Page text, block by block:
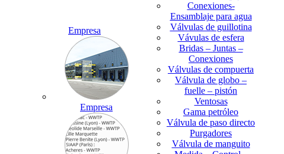
Empresa
Empresa
Conexiones-
Ensamblaje para agua
Válvulas de guillotina
Vávulas de esfera
Bridas – Juntas –
Conexiones
Válvulas de compuerta
Válvula de globo –
fuelle – pistón
Ventosas
Gama petróleo
Válvula de paso directo
Purgadores
Válvula de manguito